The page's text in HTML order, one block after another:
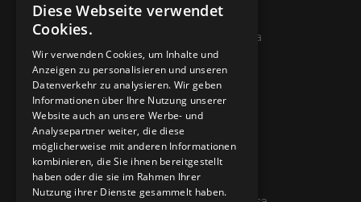
© 2026 Miniera d’oro di Sessa
KONTAKTE
info@minieradoro.ch
091 608 11 25
079 127 20 80
ITALIAN
GERMAN
ENGLISH
Diese Webseite verwendet
Cookies.
Wir verwenden Cookies, um Inhalte und
Anzeigen zu personalisieren und unseren
Datenverkehr zu analysieren. Wir geben
Informationen über Ihre Nutzung unserer
Website auch an unsere Werbe- und
Analysepartner weiter, die diese
möglicherweise mit anderen Informationen
kombinieren, die Sie ihnen bereitgestellt
haben oder die sie im Rahmen Ihrer
Nutzung ihrer Dienste gesammelt haben.